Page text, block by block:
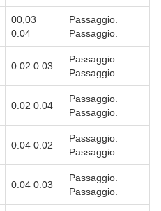
00,03
0.04
Passaggio.
Passaggio.
0.02 0.03
Passaggio.
Passaggio.
0.02 0.04
Passaggio.
Passaggio.
0.04 0.02
Passaggio.
Passaggio.
0.04 0.03
Passaggio.
Passaggio.